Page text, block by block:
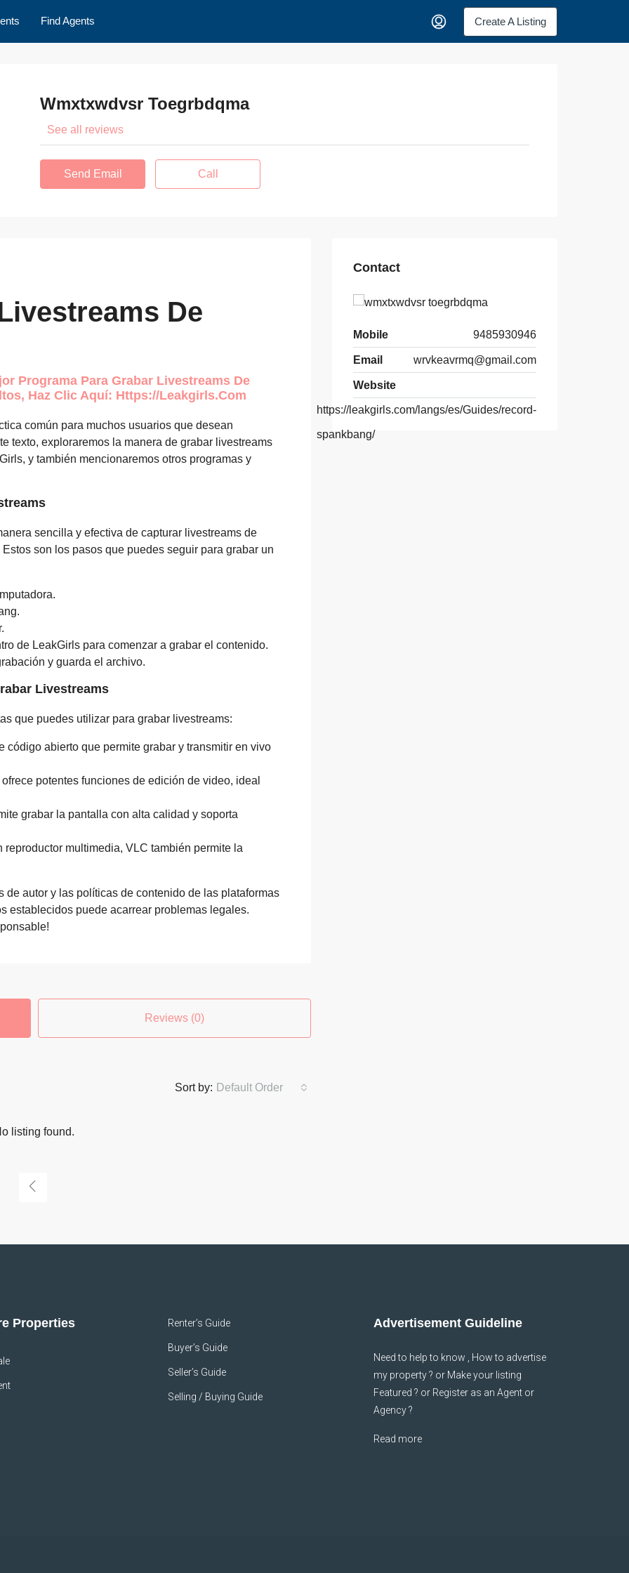
Find Agents Create A Listing
Wmxtxwdvsr Toegrbdqma
See all reviews
Send Email Call
De
Programa Para Grabar Livestreams De
Haz Clic Aquí: Https://leakgirls.com
común para muchos usuarios que desean
texto, exploraremos la manera de grabar livestreams
y también mencionaremos otros programas y
sencilla y efectiva de capturar livestreams de
son los pasos que puedes seguir para grabar un
de LeakGirls para comenzar a grabar el contenido.
y guarda el archivo.
Livestreams
que puedes utilizar para grabar livestreams:
código abierto que permite grabar y transmitir en vivo
potentes funciones de edición de video, ideal
grabar la pantalla con alta calidad y soporta
reproductor multimedia, VLC también permite la
de autor y las políticas de contenido de las plataformas
establecidos puede acarrear problemas legales.
Reviews (0)
Sort by: Default Order
listing found.
Contact
Mobile 9485930946
Email wrvkeavrmq@gmail.com
Website
https://leakgirls.com/langs/es/Guides/record-
spankbang/
Properties Renter’s Guide
Buyer’s Guide
Seller’s Guide
Selling / Buying Guide
Advertisement Guideline
Need to help to know , How to advertise
my property ? or Make your listing
Featured ? or Register as an Agent or
Agency ?
Read more